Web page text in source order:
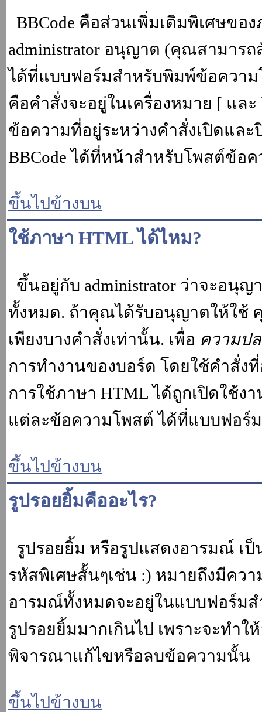
BBCode คือส่วนเพิ่มเติมพิเศษขอ
administrator อนุญาต (คุณสามาร
ได้ที่แบบฟอร์มสำหรับพิมพ์ข้อความ
คือคำสั่งจะอยู่ในเครื่องหมาย [ แล
ข้อความที่อยู่ระหว่างคำสั่งเปิดแล
BBCode ได้ที่หน้าสำหรับโพสต์ข้อค
ขึ้นไปข้างบน
ใช้ภาษา HTML ได้ไหม?
ขึ้นอยู่กับ administrator ว่าจะอนุ
ทั้งหมด. ถ้าคุณได้รับอนุญาตให้ใช้
เพียงบางคำสั่งเท่านั้น. เพื่อ ความป
การทำงานของบอร์ด โดยใช้คำสั่ง
การใช้ภาษา HTML ได้ถูกเปิดใช้
แต่ละข้อความโพสต์ ได้ที่แบบฟอร์
ขึ้นไปข้างบน
รูปรอยยิ้มคืออะไร?
รูปรอยยิ้ม หรือรูปแสดงอารมณ์ เ
รหัสพิเศษสั้นๆเช่น :) หมายถึงมีคว
อารมณ์ทั้งหมดจะอยู่ในแบบฟอร์ม
รูปรอยยิ้มมากเกินไป เพราะจะทำใ
พิจารณาแก้ไขหรือลบข้อความนั้น
ขึ้นไปข้างบน